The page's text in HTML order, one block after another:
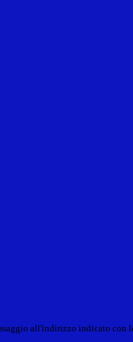
all'indirizzo indicato con